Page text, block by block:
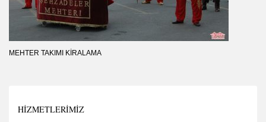
MEHTER TAKIMI KIRALAMA
HIZMETLERIMIZ